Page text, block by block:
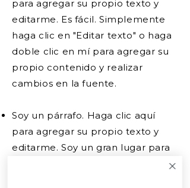
para agregar su propio texto y
editarme. Es fácil. Simplemente
haga clic en "Editar texto" o haga
doble clic en mí para agregar su
propio contenido y realizar
cambios en la fuente.
Soy un párrafo. Haga clic aquí
para agregar su propio texto y
editarme. Soy un gran lugar para